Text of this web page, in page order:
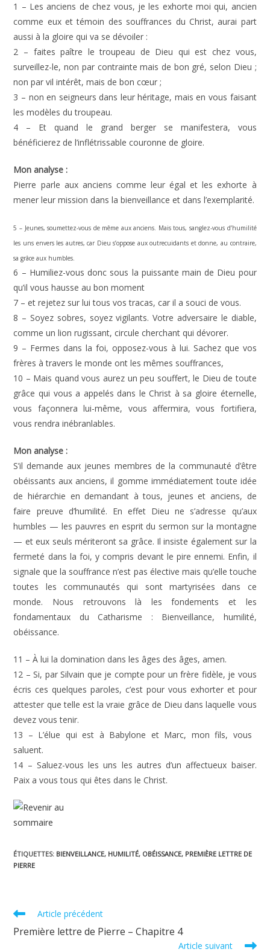
1 – Les anciens de chez vous, je les exhorte moi qui, ancien
comme eux et témoin des souffrances du Christ, aurai part
aussi à la gloire qui va se dévoiler :
2 – faites paître le troupeau de Dieu qui est chez vous,
surveillez-le, non par contrainte mais de bon gré, selon Dieu ;
non par vil intérêt, mais de bon cœur ;
3 – non en seigneurs dans leur héritage, mais en vous faisant
les modèles du troupeau.
4 – Et quand le grand berger se manifestera, vous
bénéficierez de l’inflétrissable couronne de gloire.
Mon analyse :
Pierre parle aux anciens comme leur égal et les exhorte à
mener leur mission dans la bienveillance et dans l’exemplarité.
5 – Jeunes, soumettez-vous de même aux anciens. Mais tous, sanglez-vous d’humilité
les uns envers les autres, car Dieu s’oppose aux outrecuidants et donne, au contraire,
sa grâce aux humbles.
6 – Humiliez-vous donc sous la puissante main de Dieu pour
qu’il vous hausse au bon moment
7 – et rejetez sur lui tous vos tracas, car il a souci de vous.
8 – Soyez sobres, soyez vigilants. Votre adversaire le diable,
comme un lion rugissant, circule cherchant qui dévorer.
9 – Fermes dans la foi, opposez-vous à lui. Sachez que vos
frères à travers le monde ont les mêmes souffrances,
10 – Mais quand vous aurez un peu souffert, le Dieu de toute
grâce qui vous a appelés dans le Christ à sa gloire éternelle,
vous façonnera lui-même, vous affermira, vous fortifiera,
vous rendra inébranlables.
Mon analyse :
S’il demande aux jeunes membres de la communauté d’être
obéissants aux anciens, il gomme immédiatement toute idée
de hiérarchie en demandant à tous, jeunes et anciens, de
faire preuve d’humilité. En effet Dieu ne s’adresse qu’aux
humbles — les pauvres en esprit du sermon sur la montagne
— et eux seuls mériteront sa grâce. Il insiste également sur la
fermeté dans la foi, y compris devant le pire ennemi. Enfin, il
signale que la souffrance n’est pas élective mais qu’elle touche
toutes les communautés qui sont martyrisées dans ce
monde. Nous retrouvons là les fondements et les
fondamentaux du Catharisme : Bienveillance, humilité,
obéissance.
11 – À lui la domination dans les âges des âges, amen.
12 – Si, par Silvain que je compte pour un frère fidèle, je vous
écris ces quelques paroles, c’est pour vous exhorter et pour
attester que telle est la vraie grâce de Dieu dans laquelle vous
devez vous tenir.
13 – L’élue qui est à Babylone et Marc, mon fils, vous
saluent.
14 – Saluez-vous les uns les autres d’un affectueux baiser.
Paix a vous tous qui êtes dans le Christ.
ÉTIQUETTES: BIENVEILLANCE, HUMILITÉ, OBÉISSANCE, PREMIÈRE LETTRE DE
PIERRE
Read
articles
Article précédent
Première lettre de Pierre – Chapitre 4
Article suivant